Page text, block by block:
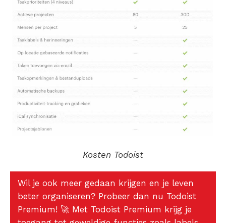
Kosten Todoist
Wil je ook meer gedaan krijgen en je leven
beter organiseren? Probeer dan nu Todoist
Premium! 🚀 Met Todoist Premium krijg je